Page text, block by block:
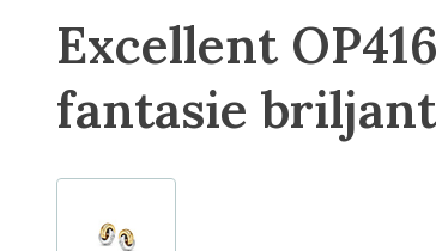
Excellent
fantasie briljant